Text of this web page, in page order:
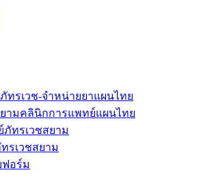
ทรเวช-จำหน่ายยาแผนไทย
ามคลินิกการแพทย์แผนไทย
ทรเวชสยาม
รเวชสยาม
อร์ม